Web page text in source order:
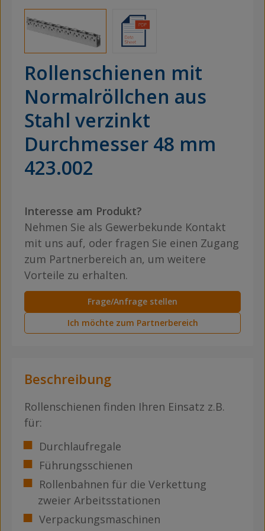
Rollenschienen mit
Normalröllchen aus
Stahl verzinkt
Durchmesser 48 mm
423.002
Interesse am Produkt?
Nehmen Sie als Gewerbekunde Kontakt
mit uns auf, oder fragen Sie einen Zugang
zum Partnerbereich an, um weitere
Vorteile zu erhalten.
Frage/Anfrage stellen
Ich möchte zum Partnerbereich
Beschreibung
Rollenschienen finden Ihren Einsatz z.B.
für:
Durchlaufregale
Führungsschienen
Rollenbahnen für die Verkettung
zweier Arbeitsstationen
Verpackungsmaschinen